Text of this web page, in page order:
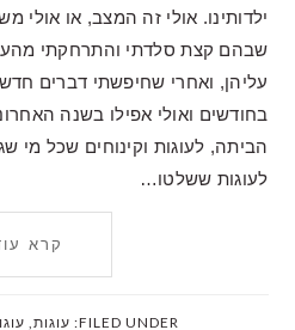
ילדותינו. אולי זה המצב, או
שבהם קצת סלדתי והתרחקתי
עליהן, ואחרי שחיפשתי דברים
בחודשים ואולי אפילו בשנה
הביתה, לעוגות וקינוחים שכל מי
לעוגות ששלטו…
קרא
FILED UNDER: עוגות,